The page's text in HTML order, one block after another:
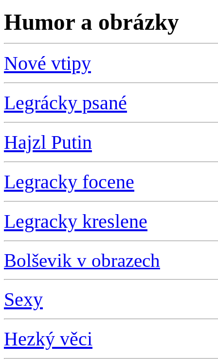
Humor a obrázky
Nové vtipy
Legrácky psané
Hajzl Putin
Legracky focene
Legracky kreslene
Bolševik v obrazech
Sexy
Hezký věci